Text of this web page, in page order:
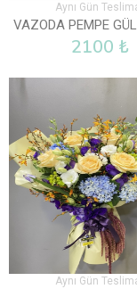
Aynı Gün
2100 ₺
Aynı Gün